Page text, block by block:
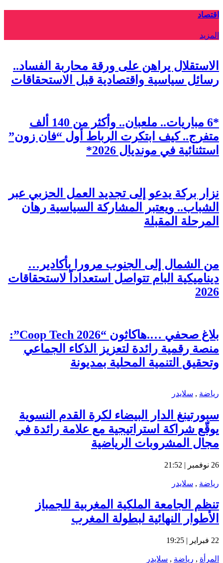
اقتصاد
المزيد
الاستقلال يراهن على ورقة محاربة الفساد..
رسائل سياسية واقتصادية قبل الاستحقاقات
*6 مباريات.. ملعبان.. وأكثر من 140 ألف
متفرج.. كيف ابتكرت الرباط أول “فان زون”
استثنائية في مونديال 2026*
نزار بركة يدعو إلى تجديد العمل الحزبي عبر
الشباب.. ويعتبر المشاركة السياسية رهان
المرحلة المقبلة
من الشمال إلى الجنوب مرورا بأكادير…
ديناميكية البام تتواصل استعداداً لاستحقاقات
2026
بلاغ صحفي ….هاكاثون “Coop Tech 2026”:
منصة رقمية رائدة لتعزيز الذكاء الجماعي
وتحقيق التنمية المحلية بمديونة
رياضة , سلايدر
سبورتينغ الدار البيضاء لكرة القدم النسوية
يوقّع شراكة استراتيجية مع علامة رائدة في
مجال المشروبات الرياضية
26 نوفمبر | 21:52
رياضة , سلايدر
تنظم الجامعة الملكية المغربية للجمباز
الأطوار النهائية لبطولة المغرب
22 فبراير | 19:25
المرأة , رياضة , سلايدر